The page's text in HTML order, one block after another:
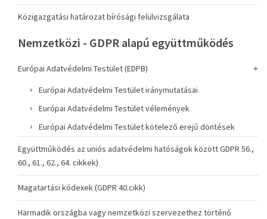
Közigazgatási határozat bírósági felülvizsgálata
Nemzetközi - GDPR alapú együttműködés
Európai Adatvédelmi Testület (EDPB)
Európai Adatvédelmi Testület iránymutatásai
Európai Adatvédelmi Testület vélemények
Európai Adatvédelmi Testület kötelező erejű döntések
Együttműködés az uniós adatvédelmi hatóságok között GDPR 56.,
60., 61., 62., 64. cikkek)
Magatartási kódexek (GDPR 40.cikk)
Harmadik országba vagy nemzetközi szervezethez történő